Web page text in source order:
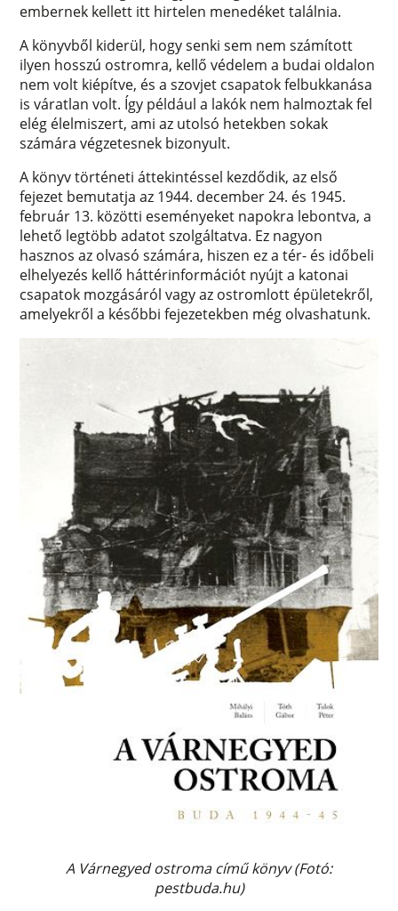
embernek kellett itt hirtelen menedéket találnia.
A könyvből kiderül, hogy senki sem nem számított
ilyen hosszú ostromra, kellő védelem a budai oldalon
nem volt kiépítve, és a szovjet csapatok felbukkanása
is váratlan volt. Így például a lakók nem halmoztak fel
elég élelmiszert, ami az utolsó hetekben sokak
számára végzetesnek bizonyult.
A könyv történeti áttekintéssel kezdődik, az első
fejezet bemutatja az 1944. december 24. és 1945.
február 13. közötti eseményeket napokra lebontva, a
lehető legtöbb adatot szolgáltatva. Ez nagyon
hasznos az olvasó számára, hiszen ez a tér- és időbeli
elhelyezés kellő háttérinformációt nyújt a katonai
csapatok mozgásáról vagy az ostromlott épületekről,
amelyekről a későbbi fejezetekben még olvashatunk.
A Várnegyed ostroma című könyv (Fotó:
pestbuda.hu)